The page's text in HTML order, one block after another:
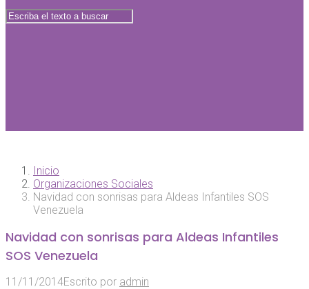
Inicio
Organizaciones Sociales
Navidad con sonrisas para Aldeas Infantiles SOS
Venezuela
Navidad con sonrisas para Aldeas Infantiles
SOS Venezuela
11/11/2014Escrito por admin